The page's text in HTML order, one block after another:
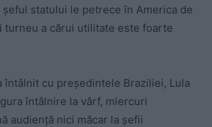
statului le petrece în America de
turneu a cărui utilitate este foarte
întâlnit cu președintele Braziliei, Lula
întâlnire la vârf, miercuri
audiență nici măcar la șefii